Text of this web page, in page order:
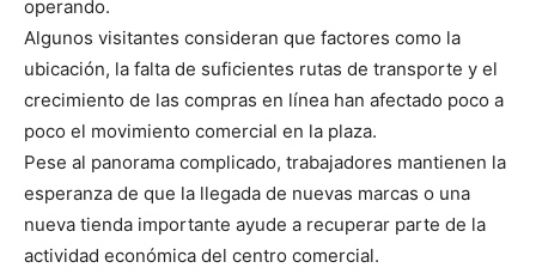
operando.
Algunos visitantes consideran que factores como la
ubicación, la falta de suficientes rutas de transporte y el
crecimiento de las compras en línea han afectado poco a
poco el movimiento comercial en la plaza.
Pese al panorama complicado, trabajadores mantienen la
esperanza de que la llegada de nuevas marcas o una
nueva tienda importante ayude a recuperar parte de la
actividad económica del centro comercial.